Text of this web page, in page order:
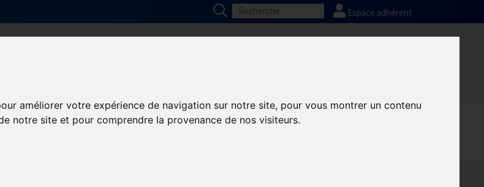
améliorer votre expérience de navigation sur notre site, pour vous montrer un contenu
notre site et pour comprendre la provenance de nos visiteurs.
Espace adhérent